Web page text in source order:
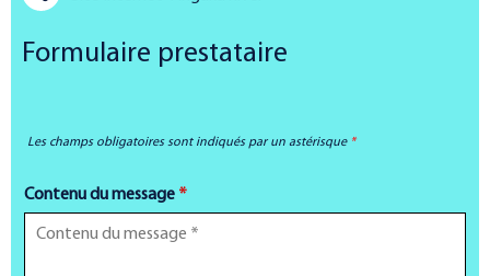
Formulaire prestataire
Les champs obligatoires sont indiqués par un astérisque *
Contenu du message *